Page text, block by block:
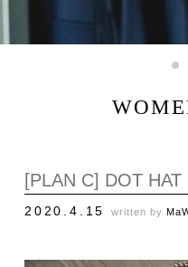
[PLAN C] DOT HAT
2020.4.15 written by